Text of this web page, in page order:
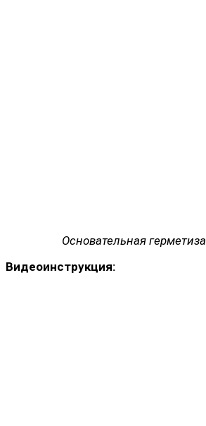
Основательная
Видеоинструкция: